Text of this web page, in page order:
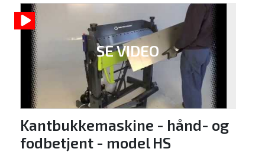
SE VIDEO
Kantbukkemaskine - hånd- og
fodbetjent - model HS